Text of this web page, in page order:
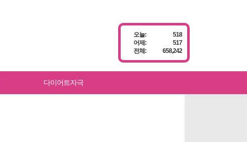
오늘:
518
어제:
517
전체:
658,242
다이어트자극